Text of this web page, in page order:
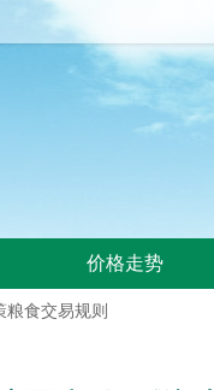
价格走势
粮食交易规则